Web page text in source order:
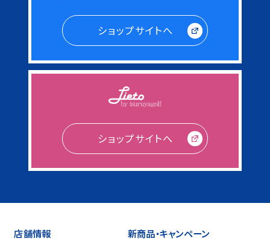
ショップサイトへ
ショップサイトへ
店舗情報
新商品・キャンペーン